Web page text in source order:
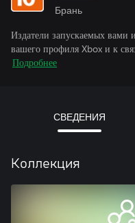
Брань
Издатели запускаемых вами
вашего профиля Xbox и к
Подробнее
СВЕДЕНИЯ
Коллекция